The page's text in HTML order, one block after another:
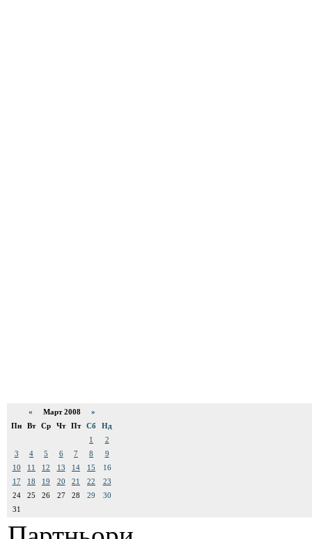
« Март 2008 »
Пн
Вт Ср Чт Пт Сб
Нд
1
2
3
4 5 6 7 8
9
10
11 12 13 14 15
16
17
18 19 20 21 22
23
24
25 26 27 28 29
30
31